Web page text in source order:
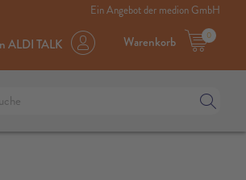
ALDI TALK 0
Warenkorb
Ein Angebot der medion GmbH